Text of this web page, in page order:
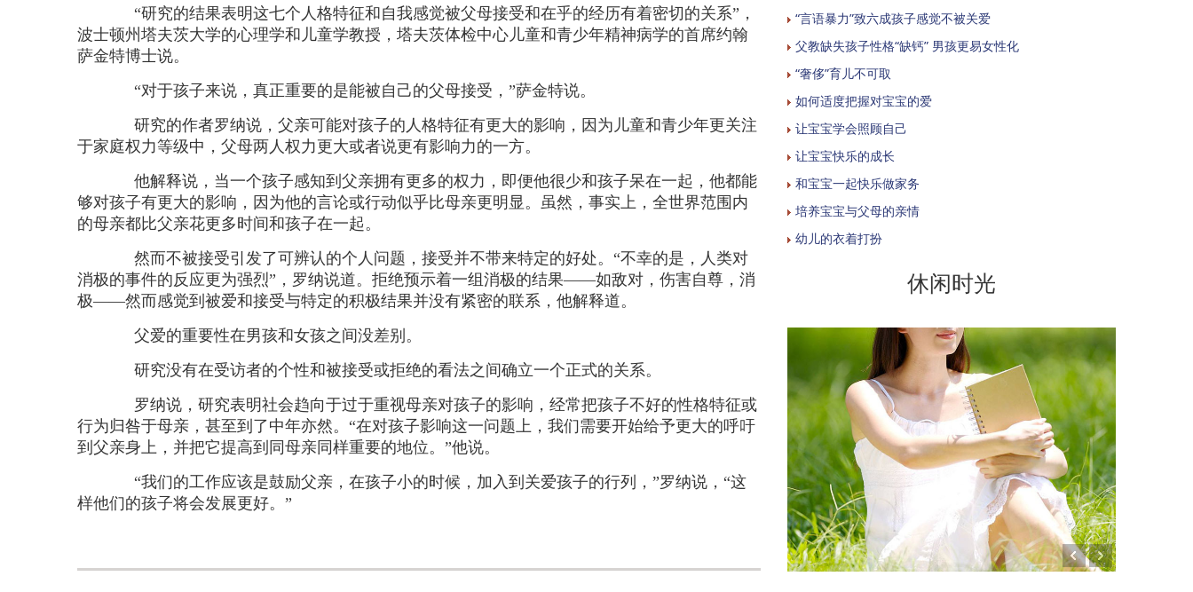
“研究的结果表明这七个人格特征和自我感觉被父母接受和在乎的经历有着密切的关系”，
波士顿州塔夫茨大学的心理学和儿童学教授，塔夫茨体检中心儿童和青少年精神病学的首席约翰
萨金特博士说。
“对于孩子来说，真正重要的是能被自己的父母接受，”萨金特说。
研究的作者罗纳说，父亲可能对孩子的人格特征有更大的影响，因为儿童和青少年更关注
于家庭权力等级中，父母两人权力更大或者说更有影响力的一方。
他解释说，当一个孩子感知到父亲拥有更多的权力，即便他很少和孩子呆在一起，他都能
够对孩子有更大的影响，因为他的言论或行动似乎比母亲更明显。虽然，事实上，全世界范围内
的母亲都比父亲花更多时间和孩子在一起。
然而不被接受引发了可辨认的个人问题，接受并不带来特定的好处。“不幸的是，人类对
消极的事件的反应更为强烈”，罗纳说道。拒绝预示着一组消极的结果——如敌对，伤害自尊，消
极——然而感觉到被爱和接受与特定的积极结果并没有紧密的联系，他解释道。
父爱的重要性在男孩和女孩之间没差别。
研究没有在受访者的个性和被接受或拒绝的看法之间确立一个正式的关系。
罗纳说，研究表明社会趋向于过于重视母亲对孩子的影响，经常把孩子不好的性格特征或
行为归咎于母亲，甚至到了中年亦然。“在对孩子影响这一问题上，我们需要开始给予更大的呼吁
到父亲身上，并把它提高到同母亲同样重要的地位。”他说。
“我们的工作应该是鼓励父亲，在孩子小的时候，加入到关爱孩子的行列，”罗纳说，“这
样他们的孩子将会发展更好。”
“言语暴力”致六成孩子感觉不被关爱
父教缺失孩子性格“缺钙” 男孩更易女性化
“奢侈”育儿不可取
如何适度把握对宝宝的爱
让宝宝学会照顾自己
让宝宝快乐的成长
和宝宝一起快乐做家务
培养宝宝与父母的亲情
幼儿的衣着打扮
休闲时光